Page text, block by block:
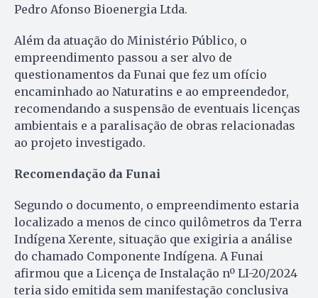
Pedro Afonso Bioenergia Ltda.
Além da atuação do Ministério Público, o
empreendimento passou a ser alvo de
questionamentos da Funai que fez um ofício
encaminhado ao Naturatins e ao empreendedor,
recomendando a suspensão de eventuais licenças
ambientais e a paralisação de obras relacionadas
ao projeto investigado.
Recomendação da Funai
Segundo o documento, o empreendimento estaria
localizado a menos de cinco quilômetros da Terra
Indígena Xerente, situação que exigiria a análise
do chamado Componente Indígena. A Funai
afirmou que a Licença de Instalação nº LI-20/2024
teria sido emitida sem manifestação conclusiva